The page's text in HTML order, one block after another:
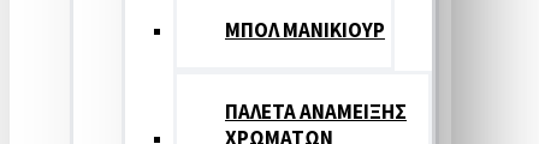
ΜΠΟΛ ΜΑΝΙΚΙΟΥΡ
ΠΑΛΕΤΑ ΑΝΑΜΕΙΞΗΣ
ΧΡΩΜΑΤΩΝ